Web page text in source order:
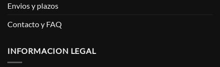
Envios y plazos
Contacto y FAQ
INFORMACION LEGAL